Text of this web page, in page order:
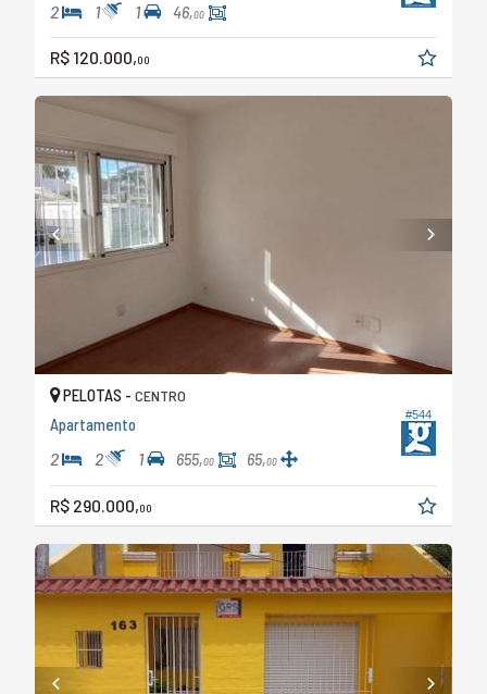
2 1 1 46,00
R$ 120.000,00
#544
PELOTAS - CENTRO
Apartamento
2 2 1 655,00 65,00
R$ 290.000,00